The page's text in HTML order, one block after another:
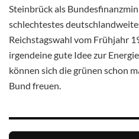
Steinbrück als
schlechtestes
Reichstagswahl vom Frühjahr
irgendeine gute Idee zur
können sich die grünen schon
Bund freuen.